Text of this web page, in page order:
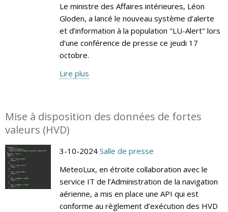
Le ministre des Affaires intérieures, Léon
Gloden, a lancé le nouveau système d’alerte
et d’information à la population "LU-Alert" lors
d’une conférence de presse ce jeudi 17
octobre.
Lire plus
Mise à disposition des données de fortes
valeurs (HVD)
3-10-2024 Salle de presse
MeteoLux, en étroite collaboration avec le
service IT de l’Administration de la navigation
aérienne, a mis en place une API qui est
conforme au règlement d’exécution des HVD